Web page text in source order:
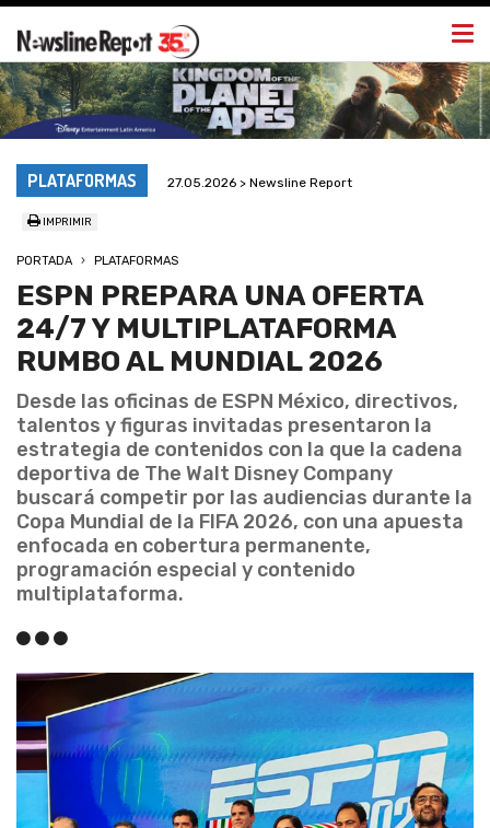
PLATAFORMAS 27.05.2026 > Newsline Report
IMPRIMIR
PORTADA PLATAFORMAS
ESPN PREPARA UNA OFERTA
24/7 Y MULTIPLATAFORMA
RUMBO AL MUNDIAL 2026
Desde las oficinas de ESPN México, directivos,
talentos y figuras invitadas presentaron la
estrategia de contenidos con la que la cadena
deportiva de The Walt Disney Company
buscará competir por las audiencias durante la
Copa Mundial de la FIFA 2026, con una apuesta
enfocada en cobertura permanente,
programación especial y contenido
multiplataforma.